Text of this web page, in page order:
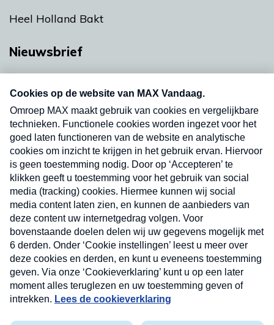
Heel Holland Bakt
Nieuwsbrief
nieuwsbrief. Elke vrijdag- en dinsdagochtend in
uw mailbox.
Verzend
Nieuwsbrief
Neem hier een gratis abonnement op onze
nieuwsbrief. Elke vrijdag- en dinsdagochtend in uw